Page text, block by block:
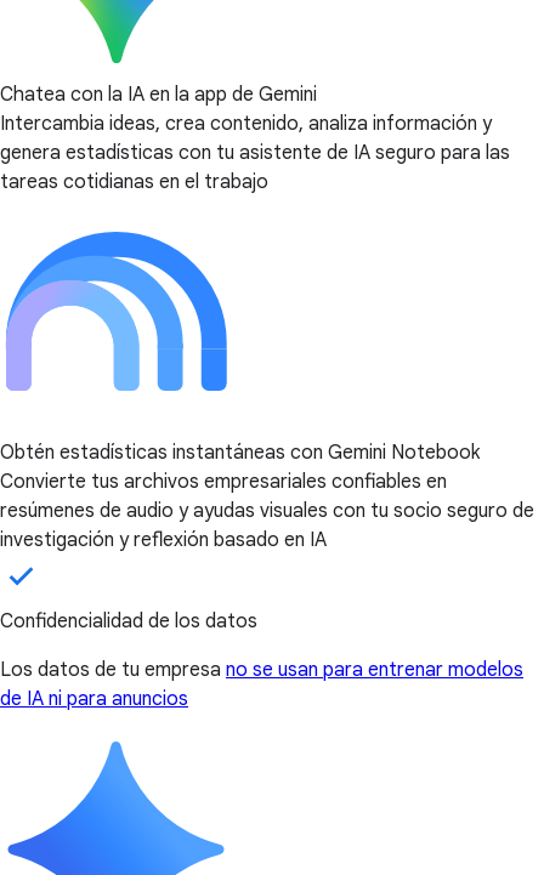
Chatea con la IA en la app de Gemini
Intercambia ideas, crea contenido, analiza información y
genera estadísticas con tu asistente de IA seguro para las
tareas cotidianas en el trabajo
Obtén estadísticas instantáneas con Gemini Notebook
Convierte tus archivos empresariales confiables en
resúmenes de audio y ayudas visuales con tu socio seguro de
investigación y reflexión basado en IA
Confidencialidad de los datos
Los datos de tu empresa no se usan para entrenar modelos
de IA ni para anuncios